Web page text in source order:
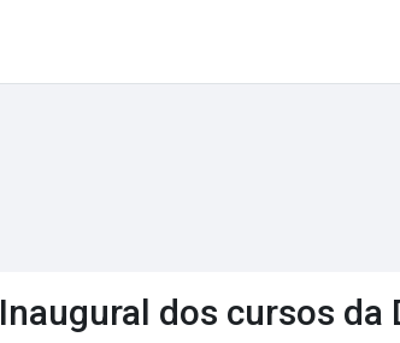
dos cursos da